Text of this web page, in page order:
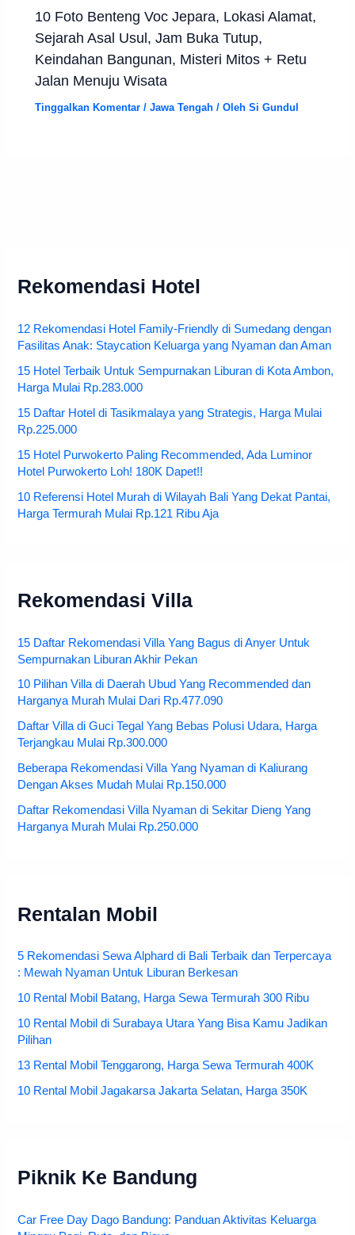
10 Foto Benteng Voc Jepara, Lokasi Alamat,
Sejarah Asal Usul, Jam Buka Tutup,
Keindahan Bangunan, Misteri Mitos + Retu
Jalan Menuju Wisata
Tinggalkan Komentar /Jawa Tengah / OlehSi Gundul
Rekomendasi Hotel
12 Rekomendasi Hotel Family-Friendly di Sumedang dengan
Fasilitas Anak: Staycation Keluarga yang Nyaman dan Aman
15 Hotel Terbaik Untuk Sempurnakan Liburan di Kota Ambon,
Harga Mulai Rp.283.000
15 Daftar Hotel di Tasikmalaya yang Strategis, Harga Mulai
Rp.225.000
15 Hotel Purwokerto Paling Recommended, Ada Luminor
Hotel Purwokerto Loh! 180K Dapet!!
10 Referensi Hotel Murah di Wilayah Bali Yang Dekat Pantai,
Harga Termurah Mulai Rp.121 Ribu Aja
Rekomendasi Villa
15 Daftar Rekomendasi Villa Yang Bagus di Anyer Untuk
Sempurnakan Liburan Akhir Pekan
10 Pilihan Villa di Daerah Ubud Yang Recommended dan
Harganya Murah Mulai Dari Rp.477.090
Daftar Villa di Guci Tegal Yang Bebas Polusi Udara, Harga
Terjangkau Mulai Rp.300.000
Beberapa Rekomendasi Villa Yang Nyaman di Kaliurang
Dengan Akses Mudah Mulai Rp.150.000
Daftar Rekomendasi Villa Nyaman di Sekitar Dieng Yang
Harganya Murah Mulai Rp.250.000
Rentalan Mobil
5 Rekomendasi Sewa Alphard di Bali Terbaik dan Terpercaya
: Mewah Nyaman Untuk Liburan Berkesan
10 Rental Mobil Batang, Harga Sewa Termurah 300 Ribu
10 Rental Mobil di Surabaya Utara Yang Bisa Kamu Jadikan
Pilihan
13 Rental Mobil Tenggarong, Harga Sewa Termurah 400K
10 Rental Mobil Jagakarsa Jakarta Selatan, Harga 350K
Piknik Ke Bandung
Car Free Day Dago Bandung: Panduan Aktivitas Keluarga